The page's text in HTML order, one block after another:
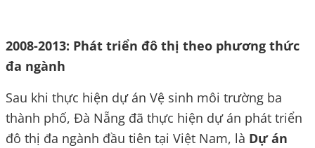
2008-2013: Phát triển đô thị theo phương thức
đa ngành
Sau khi thực hiện dự án Vệ sinh môi trường ba
thành phố, Đà Nẵng đã thực hiện dự án phát triển
đô thị đa ngành đầu tiên tại Việt Nam, là Dự án